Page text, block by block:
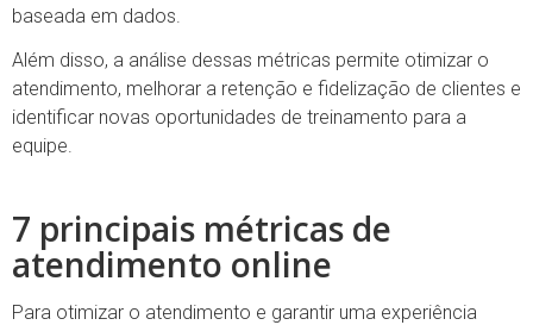
baseada em dados.
Além disso, a análise dessas métricas permite otimizar o
atendimento, melhorar a retenção e fidelização de clientes e
identificar novas oportunidades de treinamento para a
equipe.
7 principais métricas de
atendimento online
Para otimizar o atendimento e garantir uma experiência